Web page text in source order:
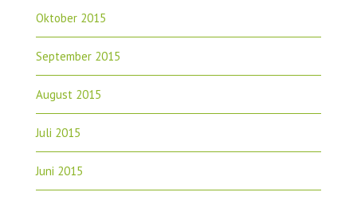
Oktober 2015
September 2015
August 2015
Juli 2015
Juni 2015